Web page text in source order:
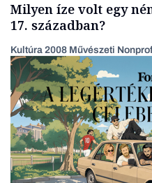
Milyen íze volt egy
17. században?
Kultúra 2008 Művészeti